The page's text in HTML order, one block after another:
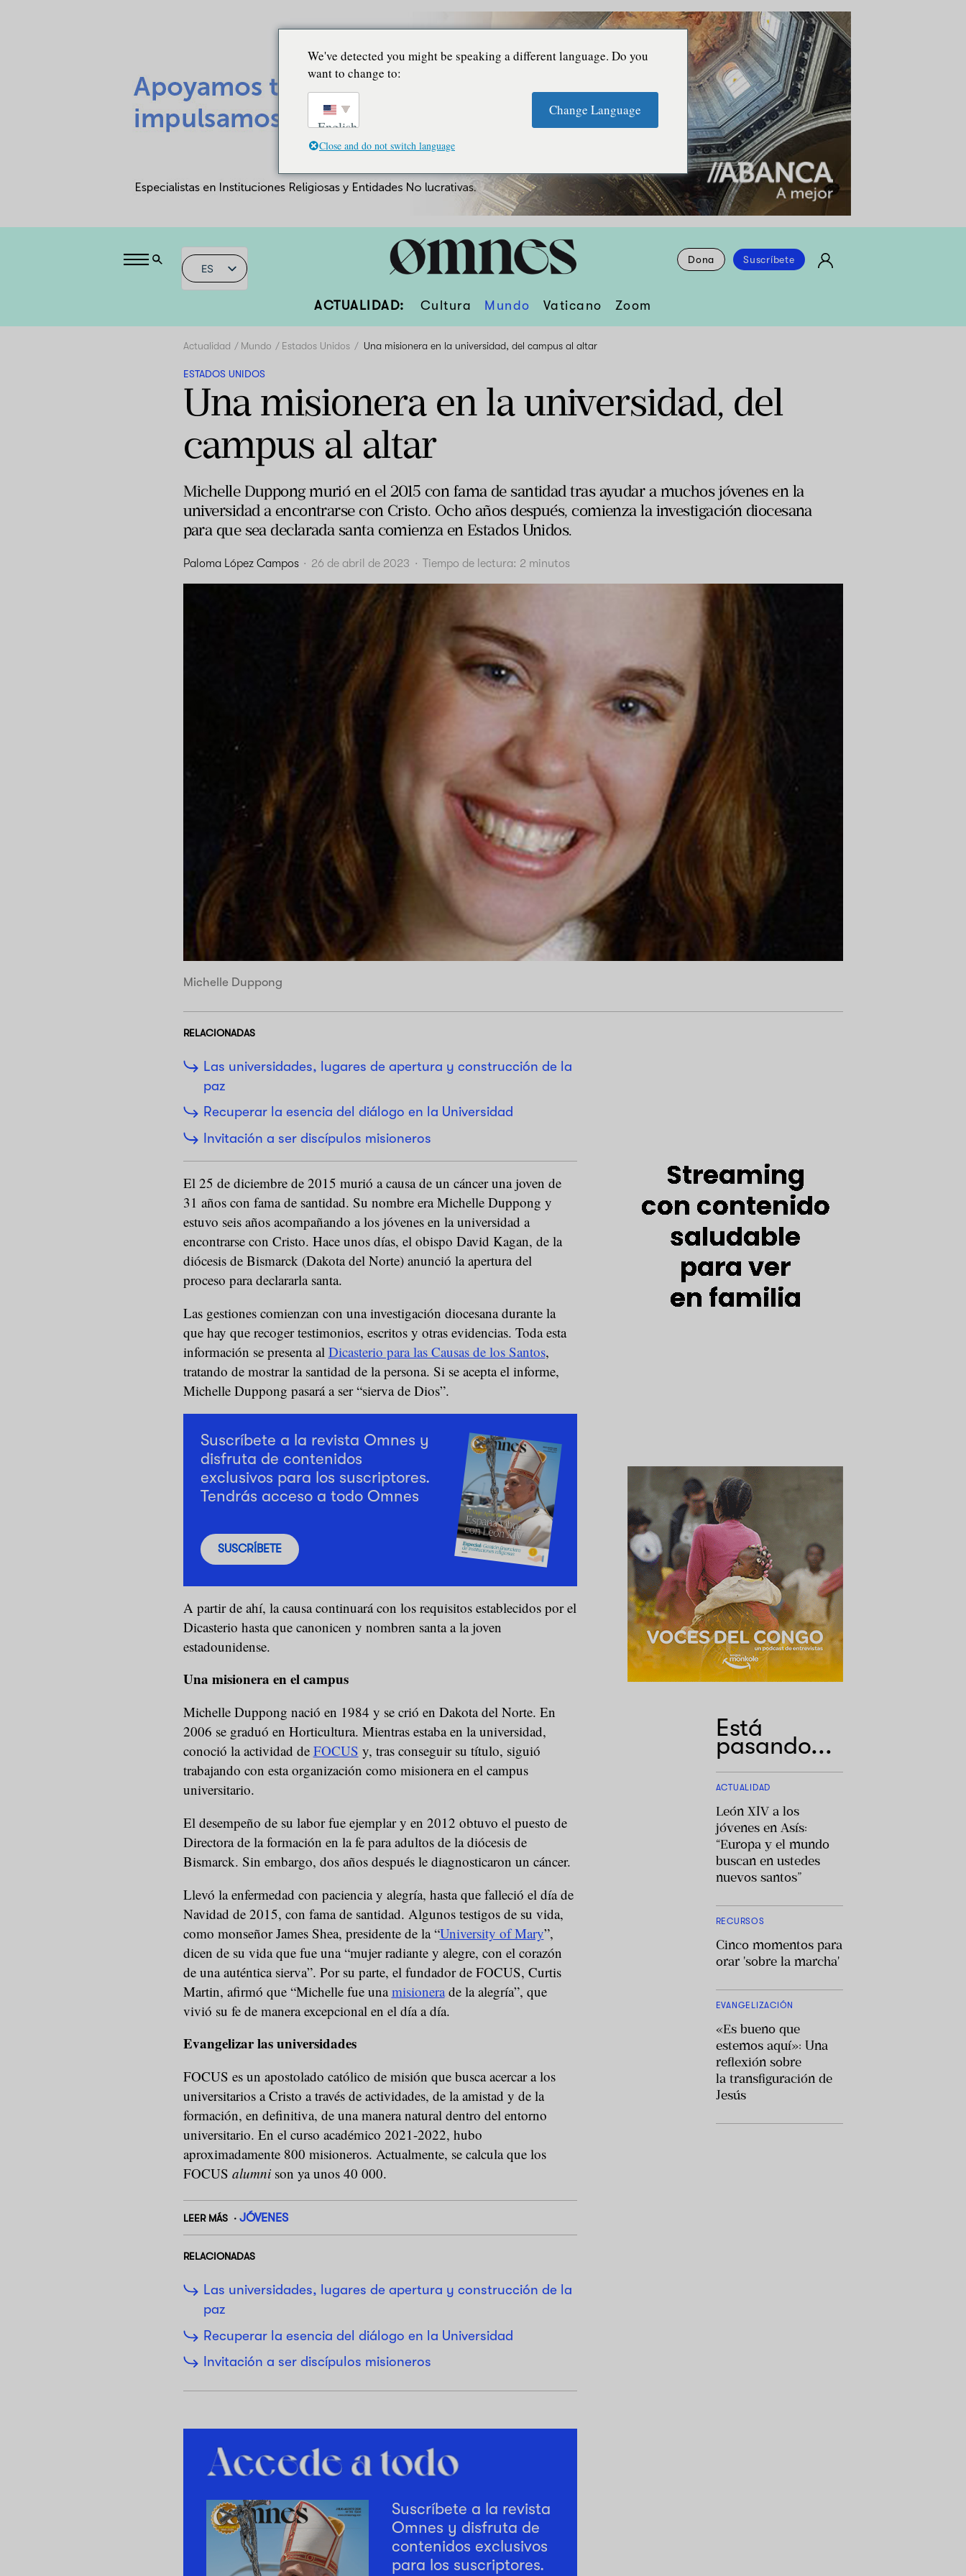
ES
Dona Suscríbete
ACTUALIDAD: Cultura Mundo Vaticano Zoom
Actualidad Mundo Estados Unidos Una misionera en la universidad, del campus al altar
ESTADOS UNIDOS
Una misionera en la universidad, del
campus al altar
Michelle Duppong murió en el 2015 con fama de santidad tras ayudar a muchos jóvenes en la
universidad a encontrarse con Cristo. Ocho años después, comienza la investigación diocesana
para que sea declarada santa comienza en Estados Unidos.
Paloma López Campos · 26 de abril de 2023 · Tiempo de lectura: 2 minutos
Michelle Duppong
RELACIONADAS
Las universidades, lugares de apertura y construcción de la
paz
Recuperar la esencia del diálogo en la Universidad
Invitación a ser discípulos misioneros
El 25 de diciembre de 2015 murió a causa de un cáncer una joven de
31 años con fama de santidad. Su nombre era Michelle Duppong y
estuvo seis años acompañando a los jóvenes en la universidad a
encontrarse con Cristo. Hace unos días, el obispo David Kagan, de la
diócesis de Bismarck (Dakota del Norte) anunció la apertura del
proceso para declararla santa.
Las gestiones comienzan con una investigación diocesana durante la
que hay que recoger testimonios, escritos y otras evidencias. Toda esta
información se presenta al Dicasterio para las Causas de los Santos,
tratando de mostrar la santidad de la persona. Si se acepta el informe,
Michelle Duppong pasará a ser “sierva de Dios”.
Suscríbete a la revista Omnes y
disfruta de contenidos
exclusivos para los suscriptores.
Tendrás acceso a todo Omnes
SUSCRÍBETE
A partir de ahí, la causa continuará con los requisitos establecidos por el
Dicasterio hasta que canonicen y nombren santa a la joven
estadounidense.
Una misionera en el campus
Michelle Duppong nació en 1984 y se crió en Dakota del Norte. En
2006 se graduó en Horticultura. Mientras estaba en la universidad,
conoció la actividad de FOCUS y, tras conseguir su título, siguió
trabajando con esta organización como misionera en el campus
universitario.
El desempeño de su labor fue ejemplar y en 2012 obtuvo el puesto de
Directora de la formación en la fe para adultos de la diócesis de
Bismarck. Sin embargo, dos años después le diagnosticaron un cáncer.
Llevó la enfermedad con paciencia y alegría, hasta que falleció el día de
Navidad de 2015, con fama de santidad. Algunos testigos de su vida,
como monseñor James Shea, presidente de la “University of Mary”,
dicen de su vida que fue una “mujer radiante y alegre, con el corazón
de una auténtica sierva”. Por su parte, el fundador de FOCUS, Curtis
Martin, afirmó que “Michelle fue unamisionerade la alegría”, que
vivió su fe de manera excepcional en el día a día.
Evangelizar las universidades
FOCUS es un apostolado católico de misión que busca acercar a los
universitarios a Cristo a través de actividades, de la amistad y de la
formación, en definitiva, de una manera natural dentro del entorno
universitario. En el curso académico 2021-2022, hubo
aproximadamente 800 misioneros. Actualmente, se calcula que los
FOCUS alumni son ya unos 40 000.
LEER MÁS JÓVENES
RELACIONADAS
Las universidades, lugares de apertura y construcción de la
paz
Recuperar la esencia del diálogo en la Universidad
Invitación a ser discípulos misioneros
Está
pasando...
ACTUALIDAD
León XIV a los
jóvenes en Asís:
“Europa y el mundo
buscan en ustedes
nuevos santos”
RECURSOS
Cinco momentos para
orar 'sobre la marcha'
EVANGELIZACIÓN
«Es bueno que
estemos aquí»: Una
reflexión sobre
la transfiguración de
Jesús
Suscríbete a la revista
Omnes y disfruta de
contenidos exclusivos
para los suscriptores.
We've detected you might be speaking a different language. Do you
want to change to:
English
Change Language
Close and do not switch language